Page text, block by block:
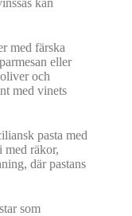
kan
med färska
eller
och
med vinets
pasta med
med räkor,
där pastans
som